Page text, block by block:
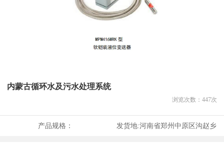
内蒙古循环水及污水处理系统
浏览次数： 447次
产品规格： 发货地:河南省郑州中原区沟赵乡